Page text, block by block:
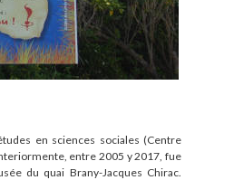
en sciences sociales (Centre
entre 2005 y 2017, fue
du quai Brany-Jacques Chirac.